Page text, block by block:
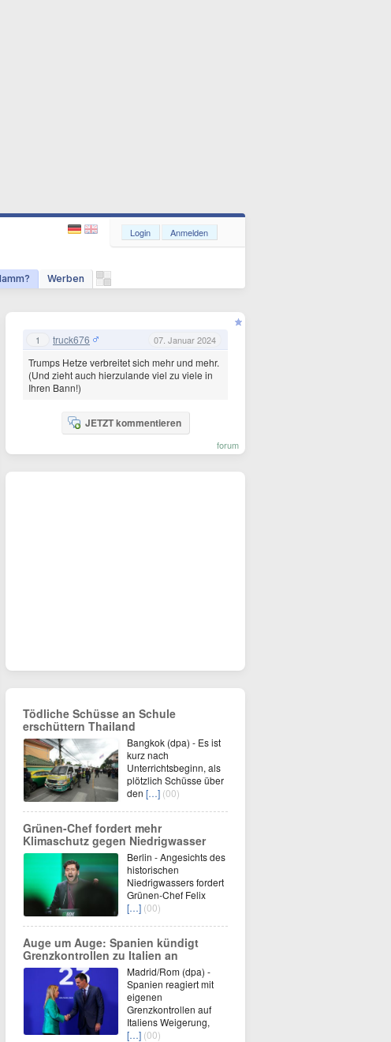
Werben
Login Anmelden
1 truck676 07. Januar 2024
Trumps Hetze verbreitet sich mehr und mehr.
(Und zieht auch hierzulande viel zu viele in
Ihren Bann!)
JETZT kommentieren
forum
Tödliche Schüsse an Schule
erschüttern Thailand
Bangkok (dpa) - Es ist
kurz nach
Unterrichtsbeginn, als
plötzlich Schüsse über
den […] (00)
Grünen-Chef fordert mehr
Klimaschutz gegen Niedrigwasser
Berlin - Angesichts des
historischen
Niedrigwassers fordert
Grünen-Chef Felix
[…] (00)
Auge um Auge: Spanien kündigt
Grenzkontrollen zu Italien an
Madrid/Rom (dpa) -
Spanien reagiert mit
eigenen
Grenzkontrollen auf
Italiens Weigerung,
[…] (00)